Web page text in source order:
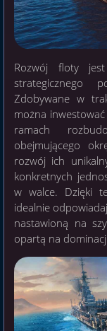
Rozwój floty
strategicznego
Zdobywane w
można
ramach
obejmującego
rozwój ich
konkretnych
w walce. Dzięki
idealnie
nastawioną na
opartą na